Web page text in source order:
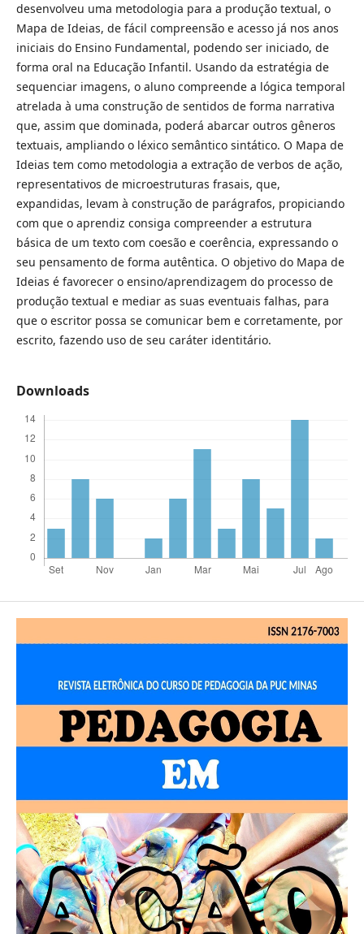
desenvolveu uma metodologia para a produção textual, o
Mapa de Ideias, de fácil compreensão e acesso já nos anos
iniciais do Ensino Fundamental, podendo ser iniciado, de
forma oral na Educação Infantil. Usando da estratégia de
sequenciar imagens, o aluno compreende a lógica temporal
atrelada à uma construção de sentidos de forma narrativa
que, assim que dominada, poderá abarcar outros gêneros
textuais, ampliando o léxico semântico sintático. O Mapa de
Ideias tem como metodologia a extração de verbos de ação,
representativos de microestruturas frasais, que,
expandidas, levam à construção de parágrafos, propiciando
com que o aprendiz consiga compreender a estrutura
básica de um texto com coesão e coerência, expressando o
seu pensamento de forma autêntica. O objetivo do Mapa de
Ideias é favorecer o ensino/aprendizagem do processo de
produção textual e mediar as suas eventuais falhas, para
que o escritor possa se comunicar bem e corretamente, por
escrito, fazendo uso de seu caráter identitário.
Downloads